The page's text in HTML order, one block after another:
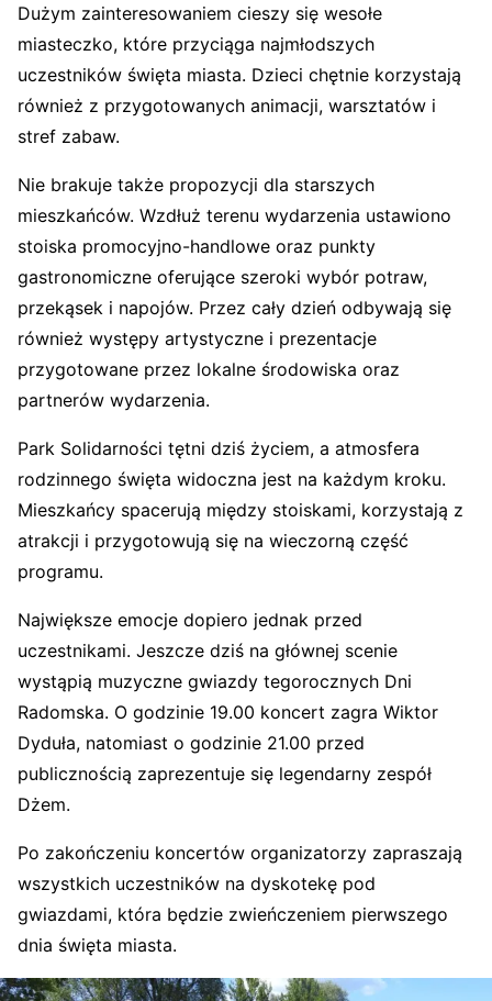
Dużym zainteresowaniem cieszy się wesołe
miasteczko, które przyciąga najmłodszych
uczestników święta miasta. Dzieci chętnie korzystają
również z przygotowanych animacji, warsztatów i
stref zabaw.
Nie brakuje także propozycji dla starszych
mieszkańców. Wzdłuż terenu wydarzenia ustawiono
stoiska promocyjno-handlowe oraz punkty
gastronomiczne oferujące szeroki wybór potraw,
przekąsek i napojów. Przez cały dzień odbywają się
również występy artystyczne i prezentacje
przygotowane przez lokalne środowiska oraz
partnerów wydarzenia.
Park Solidarności tętni dziś życiem, a atmosfera
rodzinnego święta widoczna jest na każdym kroku.
Mieszkańcy spacerują między stoiskami, korzystają z
atrakcji i przygotowują się na wieczorną część
programu.
Największe emocje dopiero jednak przed
uczestnikami. Jeszcze dziś na głównej scenie
wystąpią muzyczne gwiazdy tegorocznych Dni
Radomska. O godzinie 19.00 koncert zagra Wiktor
Dyduła, natomiast o godzinie 21.00 przed
publicznością zaprezentuje się legendarny zespół
Dżem.
Po zakończeniu koncertów organizatorzy zapraszają
wszystkich uczestników na dyskotekę pod
gwiazdami, która będzie zwieńczeniem pierwszego
dnia święta miasta.